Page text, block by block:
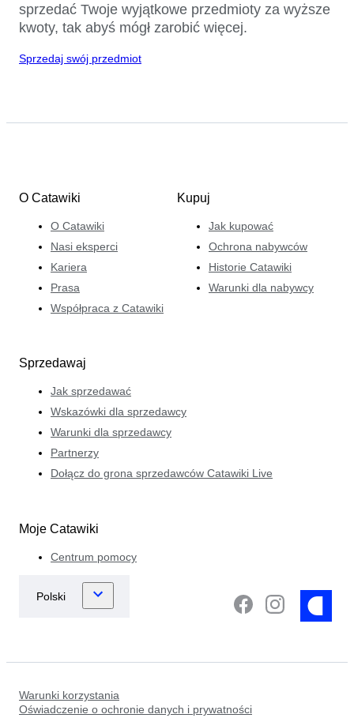
sprzedać Twoje wyjątkowe przedmioty za wyższe
kwoty, tak abyś mógł zarobić więcej.
Sprzedaj swój przedmiot
O Catawiki
O Catawiki
Nasi eksperci
Kariera
Prasa
Współpraca z Catawiki
Kupuj
Jak kupować
Ochrona nabywców
Historie Catawiki
Warunki dla nabywcy
Sprzedawaj
Jak sprzedawać
Wskazówki dla sprzedawcy
Warunki dla sprzedawcy
Partnerzy
Dołącz do grona sprzedawców Catawiki Live
Moje Catawiki
Centrum pomocy
Warunki korzystania
Oświadczenie o ochronie danych i prywatności